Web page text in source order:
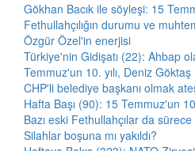
Gökhan Bacık ile söyleşi: 15
Fethullahçılığın durumu ve
Özgür Özel'in enerjisi
Türkiye'nin Gidişatı (22): Ahbap
Temmuz'un 10. yılı, Deniz Göktaş
CHP'li belediye başkanı olmak
Hafta Başı (90): 15 Temmuz'un
Bazı eski Fethullahçılar da
Silahlar boşuna mı yakıldı?